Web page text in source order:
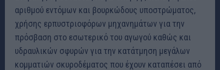
αριθμού εντόμων και βουρκώδους υποστρώματος,
χρήσης ερπυστριοφόρων μηχανημάτων για την
πρόσβαση στο εσωτερικό του αγωγού καθώς και
υδραυλικών σφυρών για την κατάτμηση μεγάλων
κομματιών σκυροδέματος που έχουν καταπέσει από